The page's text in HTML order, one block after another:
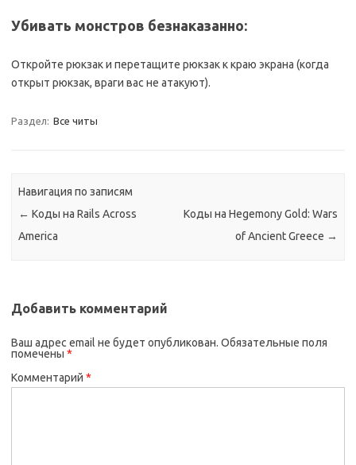
Убивать монстров безнаказанно:
Откройте рюкзак и перетащите рюкзак к краю экрана (когда
открыт рюкзак, враги вас не атакуют).
Раздел: Все читы
Навигация по записям
← Коды на Rails Across
America
Коды на Hegemony Gold: Wars
of Ancient Greece →
Добавить комментарий
Ваш адрес email не будет опубликован. Обязательные поля
помечены *
Комментарий *